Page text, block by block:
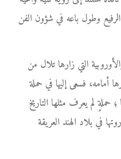
الرفيع وطول باعه في شؤون الفن
التي زارها تلال من
أمامه، فسعى إليها في حملة
حملةٍ لم يعرف مثلها التاريخ
في بلاد الهند العريقة